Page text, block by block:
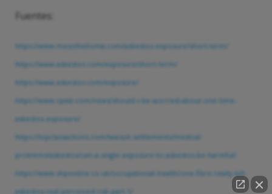
Fuentes:
https://www.mesothelioma.com/asbestos-exposure/short-term/
https://www.asbestos.com/exposure/short-term/
https://www.asbestos.com/exposure/
https://www.rpwb.com/news/should-i-be-worried-about-one-time-
asbestos-exposure/
https://topclassactions.com/lawsuit-settlements/medical-
problems/asbestos/can-a-single-exposure-to-asbestos-be-harmful/
https://www.shponline.co.uk/occupational-health/one-fibre-really-kill-
asbestos-real-perceived-risk-part-1/